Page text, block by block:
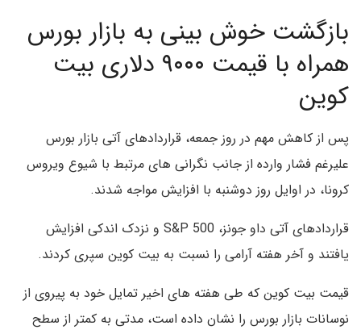
بازگشت خوش بینی به بازار بورس
همراه با قیمت ۹۰۰۰ دلاری بیت
کوین
پس از کاهش مهم در روز جمعه، قراردادهای آتی بازار بورس
علیرغم فشار وارده از جانب نگرانی های مرتبط با شیوع ویروس
کرونا، در اوایل روز دوشنبه با افزایش مواجه شدند.
قراردادهای آتی داو جونز، S&P 500 و نزدک اندکی افزایش
یافتند و آخر هفته آرامی را نسبت به بیت کوین سپری کردند.
قیمت بیت کوین که طی هفته های اخیر تمایل خود به پیروی از
نوسانات بازار بورس را نشان داده است، مدتی به کمتر از سطح